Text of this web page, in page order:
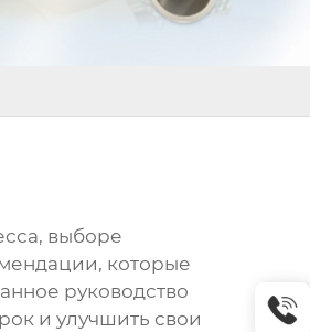
выборе
которые
руководство
и улучшить свои